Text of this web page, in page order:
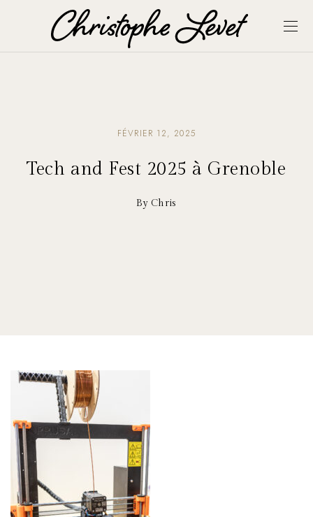
FÉVRIER 12, 2025
Tech and Fest 2025 à Grenoble
By Chris